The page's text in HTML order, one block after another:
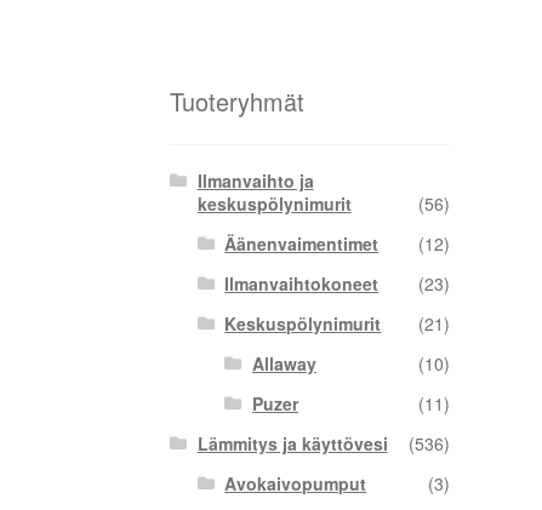
Tuoteryhmät
Ilmanvaihto ja
keskuspölynimurit
(56)
Äänenvaimentimet
(12)
Ilmanvaihtokoneet
(23)
Keskuspölynimurit
(21)
Allaway
(10)
Puzer
(11)
Lämmitys ja käyttövesi
(536)
Avokaivopumput
(3)